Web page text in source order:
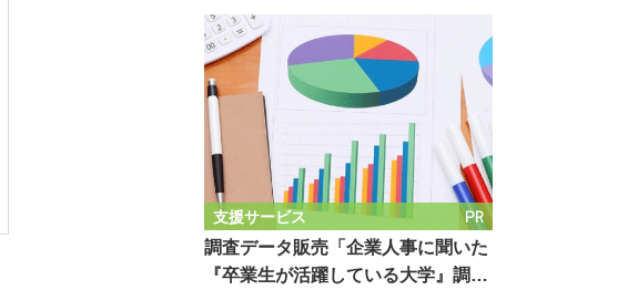
支援サービス
PR
調査データ販売「企業人事に聞いた
『卒業生が活躍している大学』調…